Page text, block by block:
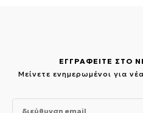
ΕΓΓΡΑΦΕΙΤΕ ΣΤΟ
Μείνετε ενημερωμένοι για